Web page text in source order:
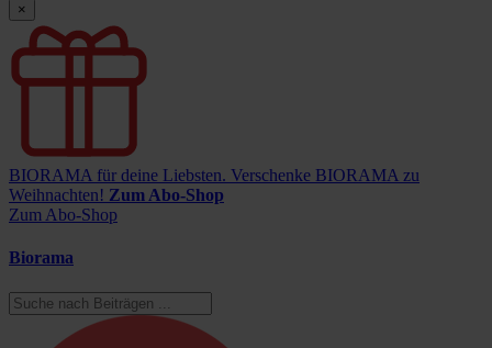
×
BIORAMA für deine Liebsten. Verschenke BIORAMA zu
Weihnachten! Zum Abo-Shop
Zum Abo-Shop
Biorama